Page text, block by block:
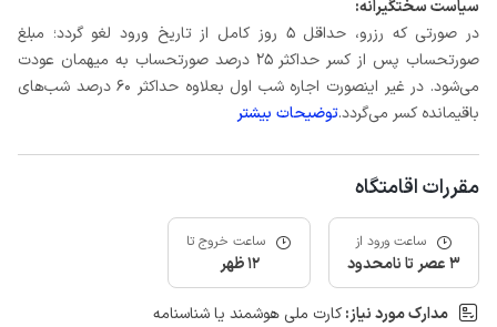
سیاست سختگیرانه:
در صورتی که رزرو، حداقل 5 روز کامل از تاریخ ورود لغو گردد؛ مبلغ
صورتحساب پس از کسر حداکثر 25 درصد صورتحساب به میهمان عودت
می‌شود. در غیر اینصورت اجاره شب اول بعلاوه حداکثر 60 درصد شب‌های
باقیمانده کسر می‌گردد.توضیحات بیشتر
مقررات اقامتگاه
ساعت ورود از
3 عصر تا نامحدود
ساعت خروج تا
12 ظهر
مدارک مورد نیاز:کارت ملی هوشمند یا شناسنامه